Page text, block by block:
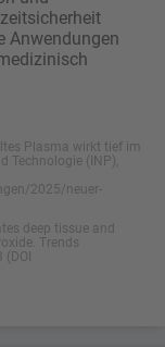
Anwendungen
Plasma wirkt tief im
Technologie (INP),
2025/neuer-
deep tissue and
Trends